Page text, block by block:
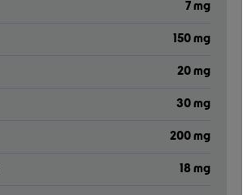
7 mg
150 mg
20 mg
30 mg
200 mg
18 mg